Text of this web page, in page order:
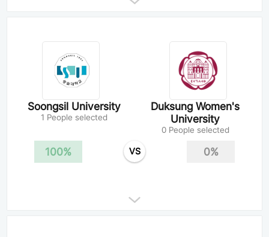
Soongsil University
1 People selected
Duksung Women's
University
0 People selected
100% VS 0%